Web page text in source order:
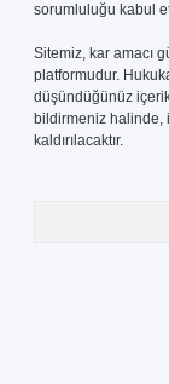
sorumluluğu kabul
Sitemiz, kar amacı
platformudur.
düşündüğünüz
bildirmeniz halinde,
kaldırılacaktır.